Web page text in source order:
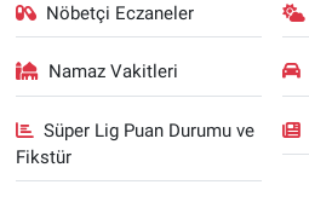
Nöbetçi Eczaneler
Namaz Vakitleri
Süper Lig Puan Durumu ve
Fikstür